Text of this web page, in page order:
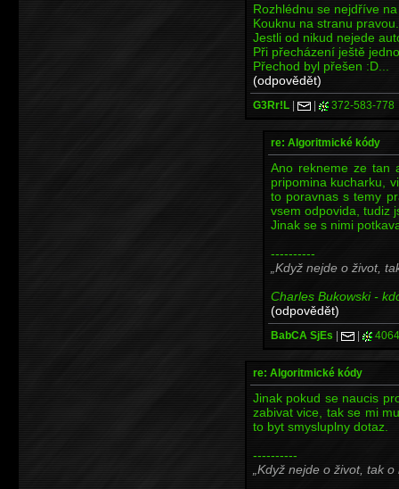
Rozhlédnu se nejdříve
Kouknu na stranu pravou.
Jestli od nikud nejede
Při přecházení ještě
Přechod byl přešen :D...
(odpovědět)
G3Rr!L | | 372-583-778
re: Algoritmické kódy
Ano rekneme ze tan
pripomina kucharku,
to poravnas s temy
vsem odpovida, tudiz
Jinak se s nimi
----------
Když nejde o život,
Charles Bukowski -
(odpovědět)
BabCA SjEs | |
re: Algoritmické kódy
Jinak pokud se naucis
zabivat vice, tak se mi
to byt smysluplny dotaz.
----------
Když nejde o život, tak o